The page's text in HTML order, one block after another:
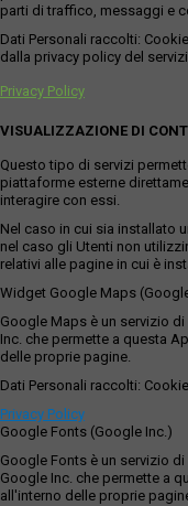
parti di traffico, messaggi e
Dati Personali raccolti:
dalla privacy policy del
Privacy Policy
VISUALIZZAZIONE DI
Questo tipo di servizi
piattaforme esterne
interagire con essi.
Nel caso in cui sia installato
nel caso gli Utenti non
relativi alle pagine in cui è
Widget Google Maps
Google Maps è un servizio
Inc. che permette a questa
delle proprie pagine.
Dati Personali raccolti:
Privacy Policy
Google Fonts (Google Inc.)
Google Fonts è un servizio
Google Inc. che permette a
all'interno delle proprie